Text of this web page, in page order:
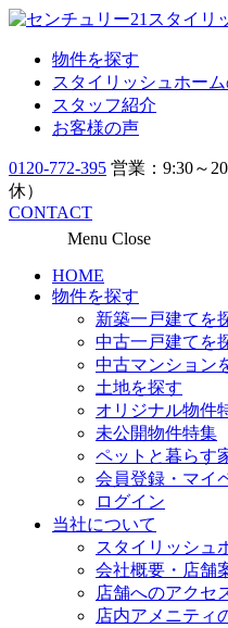
物件を探す
スタイリッシュホー
スタッフ紹介
お客様の声
0120-772-395 営業：9:30～
休）
CONTACT
Menu Close
HOME
物件を探す
新築一戸建てを
中古一戸建てを
中古マンション
土地を探す
オリジナル物件
未公開物件特集
ペットと暮らす
会員登録・マイ
ログイン
当社について
スタイリッシュ
会社概要・店舗
店舗へのアクセ
店内アメニティ